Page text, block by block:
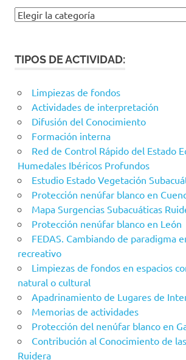
Entradas
TIPOS DE ACTIVIDAD:
Limpiezas de fondos
Actividades de interpretación
Difusión del Conocimiento
Formación interna
Red de Control Rápido del Estado
Humedales Ibéricos Profundos
Estudio Estado Vegetación
Protección nenúfar blanco en
Mapa Surgencias Subacuáticas
Protección nenúfar blanco en León
FEDAS. Cambiando de paradigma
recreativo
Limpiezas de fondos en espacios
natural o cultural
Apadrinamiento de Lugares de
Memorias de actividades
Protección del nenúfar blanco en
Contribución al Conocimiento de
Ruidera